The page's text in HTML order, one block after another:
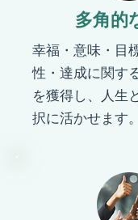
多角的
幸福・意味・目
性・達成に関す
を獲得し、人生
択に活かせます。